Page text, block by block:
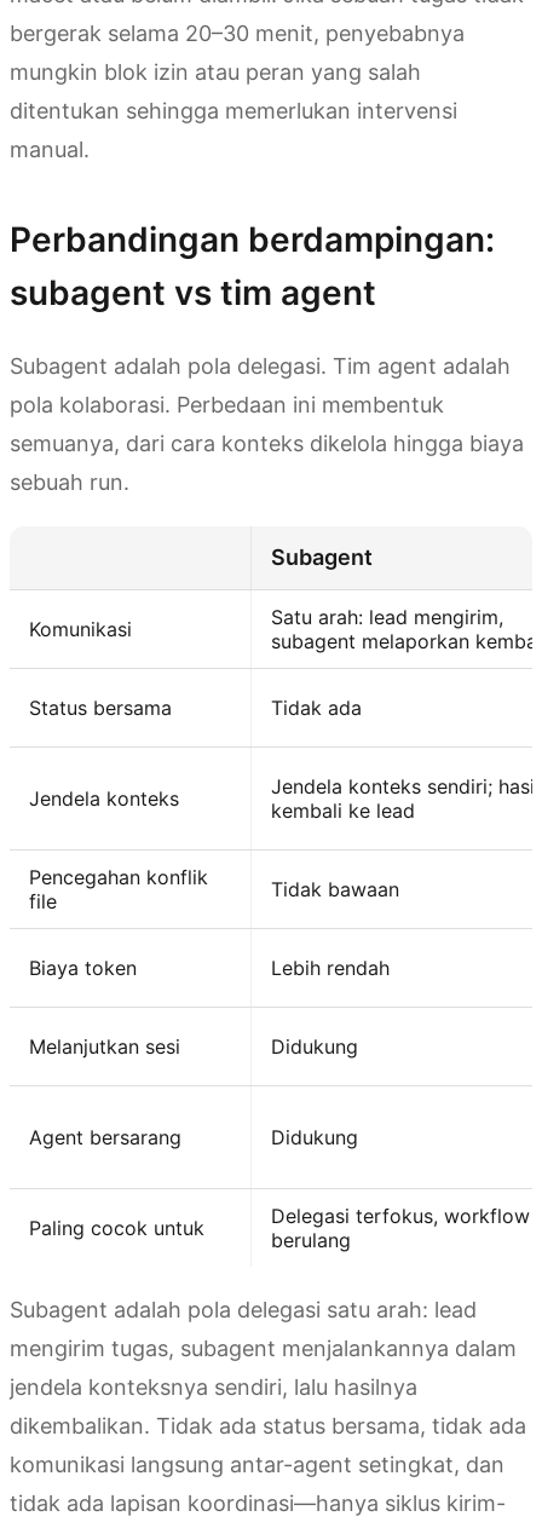
bergerak selama 20–30 menit, penyebabnya
mungkin blok izin atau peran yang salah
ditentukan sehingga memerlukan intervensi
manual.
Perbandingan berdampingan:
subagent vs tim agent
Subagent adalah pola delegasi. Tim agent adalah
pola kolaborasi. Perbedaan ini membentuk
semuanya, dari cara konteks dikelola hingga biaya
sebuah run.
Subagent
Komunikasi
Satu arah: lead mengirim,
subagent melaporkan
Status bersama Tidak ada
Jendela konteks
Jendela konteks sendiri; hasil
kembali ke lead
Pencegahan konflik
file
Tidak bawaan
Biaya token Lebih rendah
Melanjutkan sesi Didukung
Agent bersarang Didukung
Paling cocok untuk
Delegasi terfokus, workflow
berulang
Subagent adalah pola delegasi satu arah: lead
mengirim tugas, subagent menjalankannya dalam
jendela konteksnya sendiri, lalu hasilnya
dikembalikan. Tidak ada status bersama, tidak ada
komunikasi langsung antar-agent setingkat, dan
tidak ada lapisan koordinasi—hanya siklus kirim-